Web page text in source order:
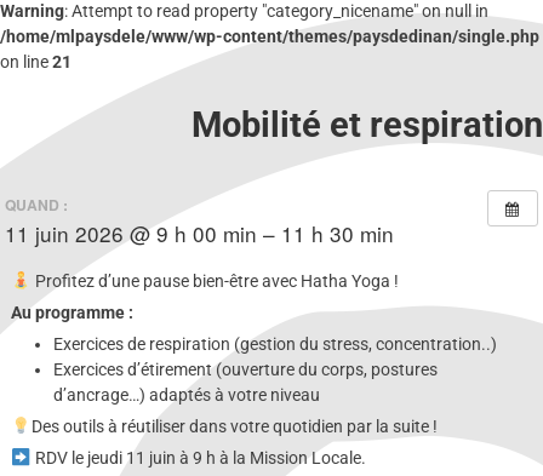
Warning: Attempt to read property "category_nicename" on null in
/home/mlpaysdele/www/wp-content/themes/paysdedinan/single.php
on line21
Mobilité et respiration
QUAND :
11 juin 2026 @ 9 h 00 min – 11 h 30 min
Profitez d’une pause bien-être avec Hatha Yoga !
Au programme :
Exercices de respiration (gestion du stress, concentration..)
Exercices d’étirement (ouverture du corps, postures
d’ancrage…) adaptés à votre niveau
Des outils à réutiliser dans votre quotidien par la suite !
RDV le jeudi 11 juin à 9 h à la Mission Locale.